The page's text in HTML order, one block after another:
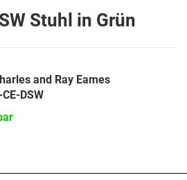
Stuhl in Grün
and Ray Eames
CE-DSW